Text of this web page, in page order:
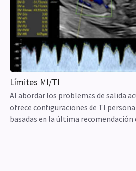
Límites MI/TI
Al abordar los problemas de salida
ofrece configuraciones de TI
basadas en la última recomendación